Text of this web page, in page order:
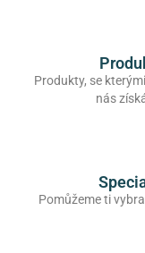
Produkty, se
nás
Pomůžeme ti